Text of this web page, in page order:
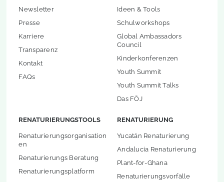
Newsletter
Presse
Karriere
Transparenz
Kontakt
FAQs
Ideen & Tools
Schulworkshops
Global Ambassadors
Council
Kinderkonferenzen
Youth Summit
Youth Summit Talks
Das FÖJ
RENATURIERUNGSTOOLS
Renaturierungsorganisation
en
Renaturierungs Beratung
Renaturierungsplatform
RENATURIERUNG
Yucatán Renaturierung
Andalucia Renaturierung
Plant-for-Ghana
Renaturierungsvorfälle